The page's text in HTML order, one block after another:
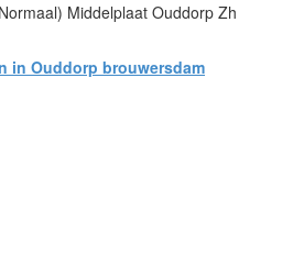
Middelplaat Ouddorp Zh
in Ouddorp brouwersdam